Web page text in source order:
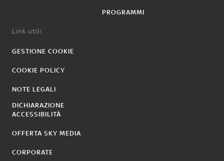
PROGRAMMI
Link utili:
GESTIONE COOKIE
COOKIE POLICY
NOTE LEGALI
DICHIARAZIONE
ACCESSIBILITÀ
OFFERTA SKY MEDIA
CORPORATE